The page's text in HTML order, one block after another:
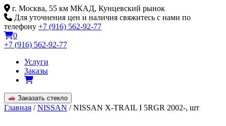
Skip
to
content
г. Москва, 55 км МКАД, Кунцевский рынок
Для уточнения цен и наличия свяжитесь с нами по
телефону +7 (916) 562-92-77
0
+7 (916) 562-92-77
Услуги
Заказы
Заказать стекло
Главная /NISSAN / NISSAN X-TRAIL I 5RGR 2002-, шт